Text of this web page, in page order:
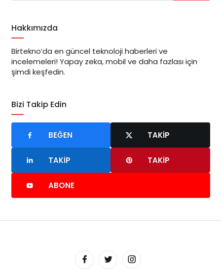
Hakkımızda
Birtekno’da en güncel teknoloji haberleri ve
incelemeleri! Yapay zeka, mobil ve daha fazlası için
şimdi keşfedin.
Bizi Takip Edin
BEĞEN TAKIP
TAKIP TAKIP
ABONE